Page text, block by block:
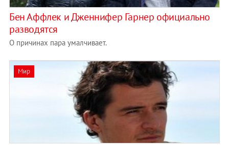
Бен Аффлек и Дженнифер Гарнер официально
разводятся
О причинах пара умалчивает.
Мир